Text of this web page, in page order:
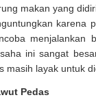
makan yang
karena
menjalankan
ini sangat
masih layak untuk
Pedas